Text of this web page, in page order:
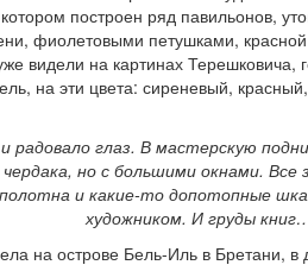
построен ряд павильонов,
фиолетовыми петушками,
видели на картинах Терешковича,
на эти цвета: сиреневый,
радовало глаз. В мастерскую
но с большими окнами.
и какие-то допотопные
художником. И груды
на острове Бель-Иль в Бретани,